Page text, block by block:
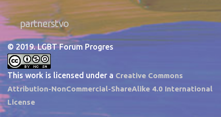
partnerstvo
© 2019. LGBT Forum Progres
This work is licensed under a Creative Commons
Attribution-NonCommercial-ShareAlike 4.0 International
License